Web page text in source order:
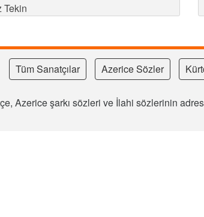
Tekin
Tüm Sanatçılar Azerice Sözler
Azerice şarkı sözleri ve İlahi sözlerinin